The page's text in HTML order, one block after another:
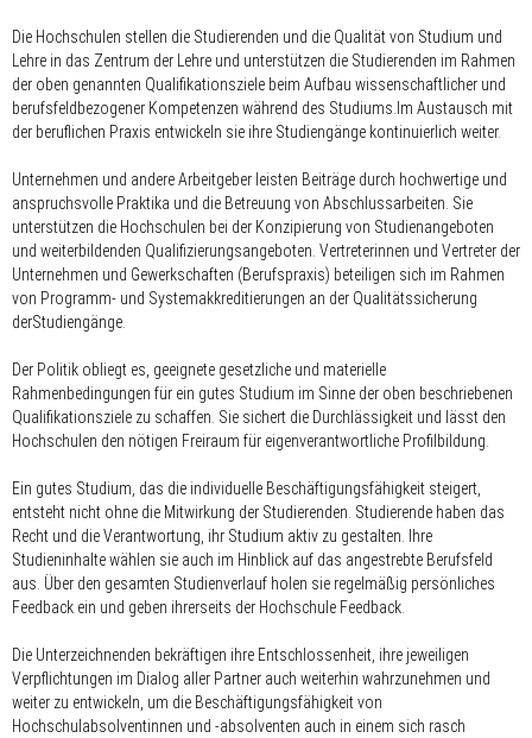
Die Hochschulen stellen die Studierenden und die Qualität von Studium und
Lehre in das Zentrum der Lehre und unterstützen die Studierenden im Rahmen
der oben genannten Qualifikationsziele beim Aufbau wissenschaftlicher und
berufsfeldbezogener Kompetenzen während des Studiums.Im Austausch mit
der beruflichen Praxis entwickeln sie ihre Studiengänge kontinuierlich weiter.
Unternehmen und andere Arbeitgeber leisten Beiträge durch hochwertige und
anspruchsvolle Praktika und die Betreuung von Abschlussarbeiten. Sie
unterstützen die Hochschulen bei der Konzipierung von Studienangeboten
und weiterbildenden Qualifizierungsangeboten. Vertreterinnen und Vertreter der
Unternehmen und Gewerkschaften (Berufspraxis) beteiligen sich im Rahmen
von Programm- und Systemakkreditierungen an der Qualitätssicherung
derStudiengänge.
Der Politik obliegt es, geeignete gesetzliche und materielle
Rahmenbedingungen für ein gutes Studium im Sinne der oben beschriebenen
Qualifikationsziele zu schaffen. Sie sichert die Durchlässigkeit und lässt den
Hochschulen den nötigen Freiraum für eigenverantwortliche Profilbildung.
Ein gutes Studium, das die individuelle Beschäftigungsfähigkeit steigert,
entsteht nicht ohne die Mitwirkung der Studierenden. Studierende haben das
Recht und die Verantwortung, ihr Studium aktiv zu gestalten. Ihre
Studieninhalte wählen sie auch im Hinblick auf das angestrebte Berufsfeld
aus. Über den gesamten Studienverlauf holen sie regelmäßig persönliches
Feedback ein und geben ihrerseits der Hochschule Feedback.
Die Unterzeichnenden bekräftigen ihre Entschlossenheit, ihre jeweiligen
Verpflichtungen im Dialog aller Partner auch weiterhin wahrzunehmen und
weiter zu entwickeln, um die Beschäftigungsfähigkeit von
Hochschulabsolventinnen und -absolventen auch in einem sich rasch